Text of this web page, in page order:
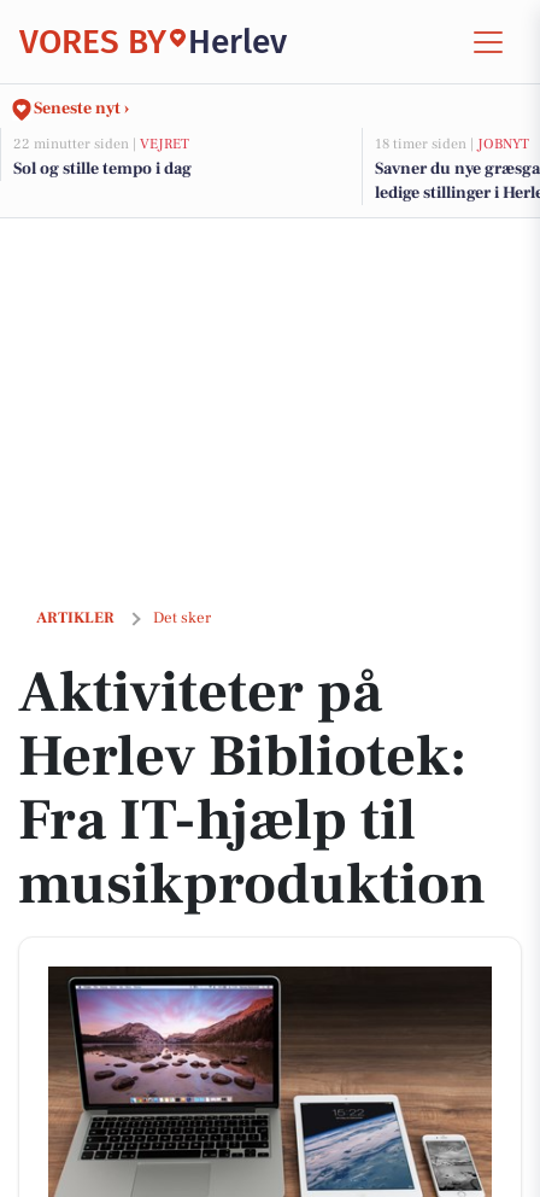
VORES BY Herlev
Seneste nyt ›
22 minutter siden | VEJRET
Sol og stille tempo i dag
18 timer siden | JOBNYT
Savner du nye
ledige stillinger i
ARTIKLER Det sker
Aktiviteter på Herlev Bibliotek: Fra IT-hjælp til musikproduktion
Aktiviteter på
Herlev Bibliotek:
Fra IT-hjælp til
musikproduktion